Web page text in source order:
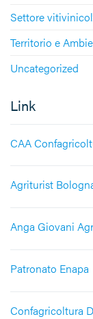
Settore
Territorio e
Uncategorized
Link
CAA
Agriturist
Anga Giovani
Patronato Enapa
Confagricoltura